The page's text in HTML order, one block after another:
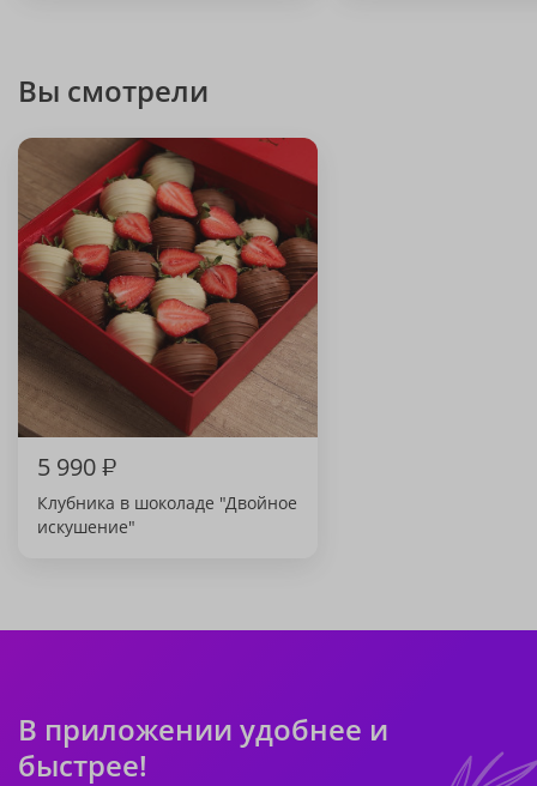
Вы смотрели
5 990₽
Клубника в шоколаде "Двойное
искушение"
В приложении удобнее и
быстрее!